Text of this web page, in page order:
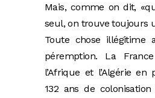
Mais, comme on dit,
seul, on trouve toujours
Toute chose illégitime
péremption. La
l’Afrique et l’Algérie
132 ans de